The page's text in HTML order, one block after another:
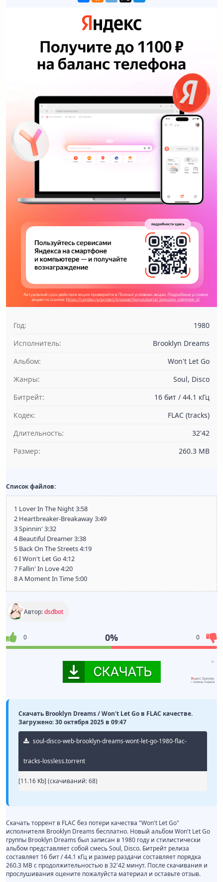
Год:
1980
Исполнитель:
Brooklyn Dreams
Альбом:
Won't Let Go
Жанры:
Soul, Disco
Битрейт:
16 бит / 44.1 кГц
Кодек:
FLAC (tracks)
Длительность:
32'42
Размер:
260.3 MB
Список файлов:
1 Lover In The Night 3:58
2 Heartbreaker-Breakaway 3:49
3 Spinnin' 3:32
4 Beautiful Dreamer 3:38
5 Back On The Streets 4:19
6 I Won't Let Go 4:12
7 Fallin' In Love 4:20
8 A Moment In Time 5:00
Автор:dsdbot
0 0% 0
Скачать Brooklyn Dreams / Won't Let Go в FLAC качестве.
Загружено: 30 октября 2025 в 09:47
soul-disco-web-brooklyn-dreams-wont-let-go-1980-flac-
tracks-lossless.torrent
[11.16 Kb] (cкачиваний: 68)
Скачать торрент в FLAC без потери качества "Won't Let Go"
исполнителя Brooklyn Dreams бесплатно. Новый альбом Won't Let Go
группы Brooklyn Dreams был записан в 1980 году и стилистически
альбом представляет собой смесь Soul, Disco. Битрейт релиза
составляет 16 бит / 44.1 кГц и размер раздачи составляет порядка
260.3 MB с продолжительностью в 32'42 минут. После скачивания и
прослушивания оцените пожалуйста материал и оставьте отзыв.